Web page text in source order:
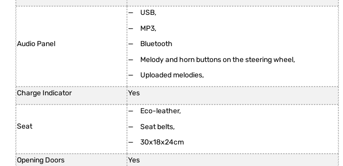
Audio Panel
USB,
MP3,
Bluetooth
Melody and horn buttons on the steering wheel,
Uploaded melodies,
Charge Indicator Yes
Seat
Eco-leather,
Seat belts,
30x18x24cm
Opening Doors Yes